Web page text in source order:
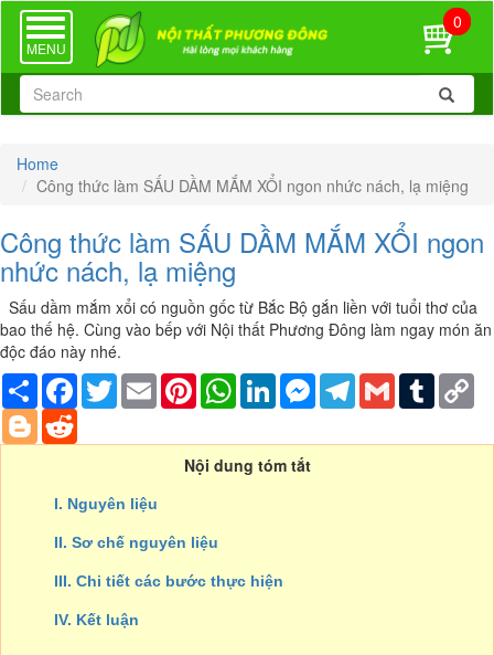
TOGGLE
NAVIGATION
MENU
0
Home
Công thức làm SẤU DẦM MẮM XỔI ngon nhức nách, lạ miệng
Công thức làm SẤU DẦM MẮM XỔI ngon
nhức nách, lạ miệng
Sấu dầm mắm xổi có nguồn gốc từ Bắc Bộ gắn liền với tuổi thơ của
bao thế hệ. Cùng vào bếp với Nội thất Phương Đông làm ngay món ăn
độc đáo này nhé.
Share Facebook
TwitterEmail PinterestWhatsAppLinkedInMessengerTelegram
Gmail Tumblr
Blogger
Nội dung tóm tắt
I. Nguyên liệu
II. Sơ chế nguyên liệu
III. Chi tiết các bước thực hiện
IV. Kết luận